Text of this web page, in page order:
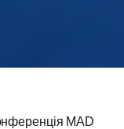
MAD